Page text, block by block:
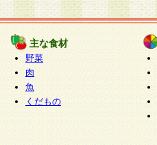
主な食材
野菜
肉
魚
くだもの